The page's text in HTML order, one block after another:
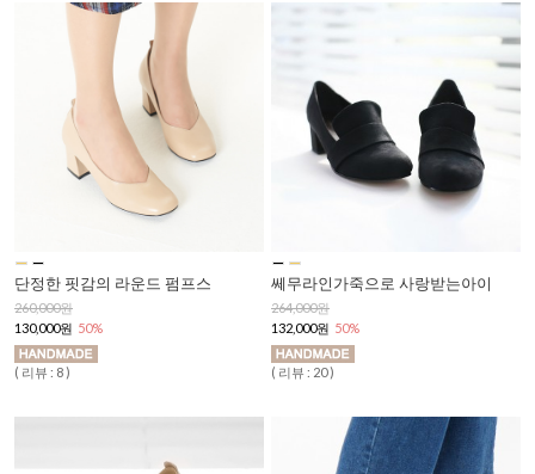
단정한 핏감의 라운드 펌프스
260,000원
130,000원 50%
( 리뷰 : 8 )
쎄무라인가죽으로 사랑받는아이
264,000원
132,000원 50%
( 리뷰 : 20 )